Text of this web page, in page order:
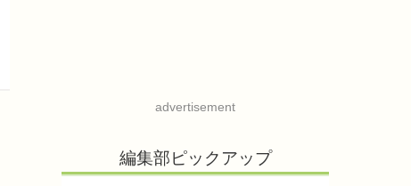
advertisement
編集部ピックアップ